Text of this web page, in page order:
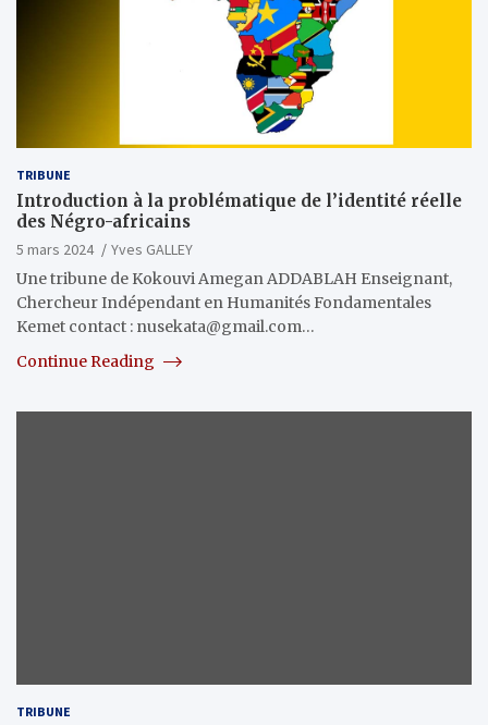
TRIBUNE
Introduction à la problématique de l’identité réelle
des Négro-africains
5 mars 2024
Yves GALLEY
Une tribune de Kokouvi Amegan ADDABLAH Enseignant,
Chercheur Indépendant en Humanités Fondamentales
Kemet contact : nusekata@gmail.com…
Continue Reading
TRIBUNE